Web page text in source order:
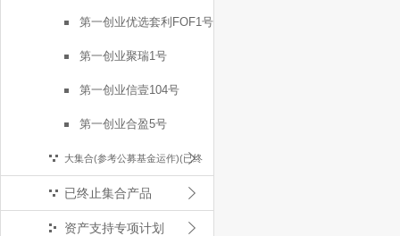
第一创业优选套利FOF1号
第一创业聚瑞1号
第一创业信壹104号
第一创业合盈5号
大集合(参考公募基金运作)(已终
止)
已终止集合产品
资产支持专项计划